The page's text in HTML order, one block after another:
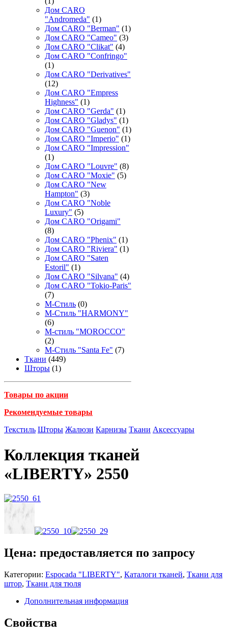
Дом CARO
"Andromeda" (1)
Дом CARO "Berman" (1)
Дом CARO "Cameo" (3)
Дом CARO "Clikat" (4)
Дом CARO "Confringo"
(1)
Дом CARO "Derivatives"
(12)
Дом CARO "Empress
Highness" (1)
Дом CARO "Gerda" (1)
Дом CARO "Gladys" (1)
Дом CARO "Guenon" (1)
Дом CARO "Imperio" (1)
Дом CARO "Impression"
(1)
Дом CARO "Louvre" (8)
Дом CARO "Moxie" (5)
Дом CARO "New
Hampton" (3)
Дом CARO "Noble
Luxury" (5)
Дом CARO "Origami"
(8)
Дом CARO "Phenix" (1)
Дом CARO "Riviera" (1)
Дом CARO "Saten
Estoril" (1)
Дом CARO "Silvana" (4)
Дом CARO "Tokio-Paris"
(7)
М-Стиль (0)
М-Стиль "HARMONY"
(6)
М-стиль "MOROCCO"
(2)
М-Стиль "Santa Fe" (7)
Ткани (449)
Шторы (1)
Товары по акции
Рекомендуемые товары
Текстиль Шторы Жалюзи Карнизы Ткани Аксессуары
Коллекция тканей
«LIBERTY» 2550
Цена: предоставляется по запросу
Категории: Espocada "LIBERTY", Каталоги тканей, Ткани для
штор, Ткани для тюля
Дополнительная информация
Свойства